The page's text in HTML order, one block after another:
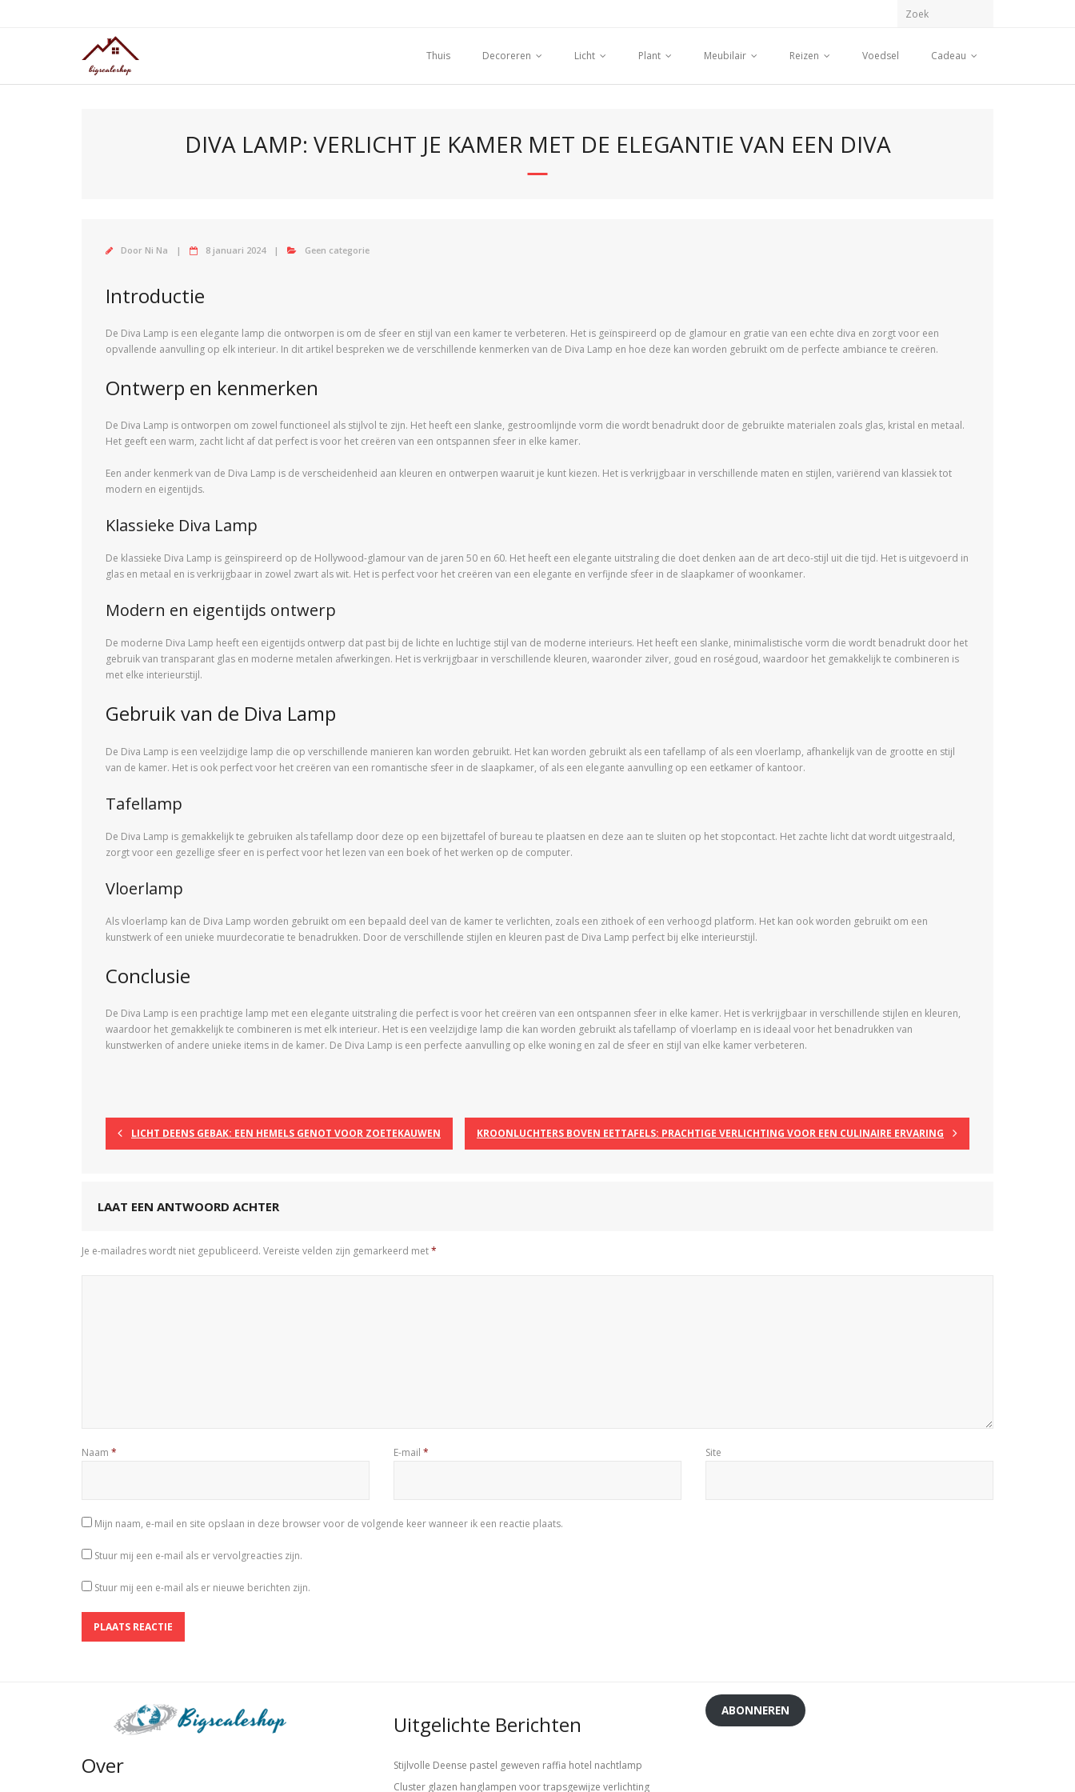
Thuis
Decoreren Licht Plant Meubilair Reizen Voedsel Cadeau
DIVA LAMP: VERLICHT JE KAMER MET DE ELEGANTIE VAN EEN DIVA
Door Ni Na 8 januari 2024 Geen categorie
Introductie
De Diva Lamp is een elegante lamp die ontworpen is om de sfeer en stijl van een kamer te verbeteren. Het is geïnspireerd op de glamour en gratie van een echte diva en zorgt voor een
opvallende aanvulling op elk interieur. In dit artikel bespreken we de verschillende kenmerken van de Diva Lamp en hoe deze kan worden gebruikt om de perfecte ambiance te creëren.
Ontwerp en kenmerken
De Diva Lamp is ontworpen om zowel functioneel als stijlvol te zijn. Het heeft een slanke, gestroomlijnde vorm die wordt benadrukt door de gebruikte materialen zoals glas, kristal en metaal.
Het geeft een warm, zacht licht af dat perfect is voor het creëren van een ontspannen sfeer in elke kamer.
Een ander kenmerk van de Diva Lamp is de verscheidenheid aan kleuren en ontwerpen waaruit je kunt kiezen. Het is verkrijgbaar in verschillende maten en stijlen, variërend van klassiek tot
modern en eigentijds.
Klassieke Diva Lamp
De klassieke Diva Lamp is geïnspireerd op de Hollywood-glamour van de jaren 50 en 60. Het heeft een elegante uitstraling die doet denken aan de art deco-stijl uit die tijd. Het is uitgevoerd in
glas en metaal en is verkrijgbaar in zowel zwart als wit. Het is perfect voor het creëren van een elegante en verfijnde sfeer in de slaapkamer of woonkamer.
Modern en eigentijds ontwerp
De moderne Diva Lamp heeft een eigentijds ontwerp dat past bij de lichte en luchtige stijl van de moderne interieurs. Het heeft een slanke, minimalistische vorm die wordt benadrukt door het
gebruik van transparant glas en moderne metalen afwerkingen. Het is verkrijgbaar in verschillende kleuren, waaronder zilver, goud en roségoud, waardoor het gemakkelijk te combineren is
met elke interieurstijl.
Gebruik van de Diva Lamp
De Diva Lamp is een veelzijdige lamp die op verschillende manieren kan worden gebruikt. Het kan worden gebruikt als een tafellamp of als een vloerlamp, afhankelijk van de grootte en stijl
van de kamer. Het is ook perfect voor het creëren van een romantische sfeer in de slaapkamer, of als een elegante aanvulling op een eetkamer of kantoor.
Tafellamp
De Diva Lamp is gemakkelijk te gebruiken als tafellamp door deze op een bijzettafel of bureau te plaatsen en deze aan te sluiten op het stopcontact. Het zachte licht dat wordt uitgestraald,
zorgt voor een gezellige sfeer en is perfect voor het lezen van een boek of het werken op de computer.
Vloerlamp
Als vloerlamp kan de Diva Lamp worden gebruikt om een bepaald deel van de kamer te verlichten, zoals een zithoek of een verhoogd platform. Het kan ook worden gebruikt om een
kunstwerk of een unieke muurdecoratie te benadrukken. Door de verschillende stijlen en kleuren past de Diva Lamp perfect bij elke interieurstijl.
Conclusie
De Diva Lamp is een prachtige lamp met een elegante uitstraling die perfect is voor het creëren van een ontspannen sfeer in elke kamer. Het is verkrijgbaar in verschillende stijlen en kleuren,
waardoor het gemakkelijk te combineren is met elk interieur. Het is een veelzijdige lamp die kan worden gebruikt als tafellamp of vloerlamp en is ideaal voor het benadrukken van
kunstwerken of andere unieke items in de kamer. De Diva Lamp is een perfecte aanvulling op elke woning en zal de sfeer en stijl van elke kamer verbeteren.
LICHT DEENS GEBAK: EEN HEMELS GENOT VOOR ZOETEKAUWEN KROONLUCHTERS BOVEN EETTAFELS: PRACHTIGE VERLICHTING VOOR EEN CULINAIRE ERVARING
LAAT EEN ANTWOORD ACHTER
Je e-mailadres wordt niet gepubliceerd. Vereiste velden zijn gemarkeerd met*
Naam * E-mail * Site
Mijn naam, e-mail en site opslaan in deze browser voor de volgende keer wanneer ik een reactie plaats.
Stuur mij een e-mail als er vervolgreacties zijn.
Stuur mij een e-mail als er nieuwe berichten zijn.
Over
Uitgelichte Berichten
Stijlvolle Deense pastel geweven raffia hotel nachtlamp
Cluster glazen hanglampen voor trapsgewijze verlichting
ABONNEREN